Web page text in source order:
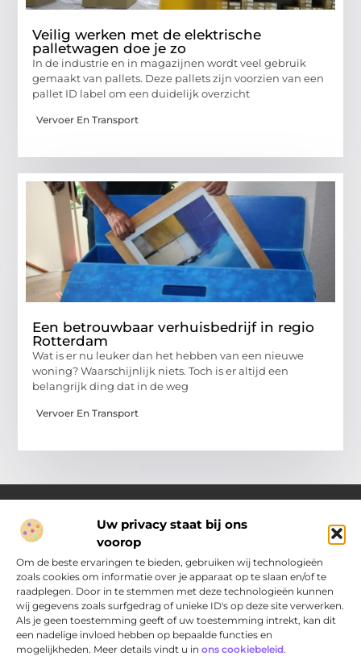
Uw privacy staat bij ons
voorop
Om de beste ervaringen te bieden, gebruiken wij technologieën
zoals cookies om informatie over je apparaat op te slaan en/of te
raadplegen. Door in te stemmen met deze technologieën kunnen
wij gegevens zoals surfgedrag of unieke ID's op deze site verwerken.
Als je geen toestemming geeft of uw toestemming intrekt, kan dit
een nadelige invloed hebben op bepaalde functies en
mogelijkheden. Meer details vindt u in ons cookiebeleid.
Veilig werken met de elektrische
palletwagen doe je zo
In de industrie en in magazijnen wordt veel gebruik
gemaakt van pallets. Deze pallets zijn voorzien van een
pallet ID label om een duidelijk overzicht
Vervoer En Transport
Een betrouwbaar verhuisbedrijf in regio
Rotterdam
Wat is er nu leuker dan het hebben van een nieuwe
woning? Waarschijnlijk niets. Toch is er altijd een
belangrijk ding dat in de weg
Vervoer En Transport
Over Pakhuisdelft.nl
Jouw bron voor dagelijkse inspiratie en praktische ideeën
Bij PakhuisDelft.nl vind je een gevarieerd aanbod aan artikelen
en blogs die je helpen om jouw dag nét wat leuker, slimmer en
eenvoudiger te maken.
Main Links